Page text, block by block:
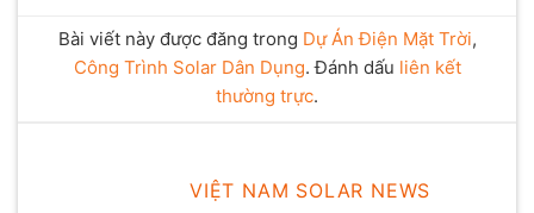
Bài viết này được đăng trong Dự Án Điện Mặt Trời,
Công Trình Solar Dân Dụng. Đánh dấu liên kết
thường trực.
VIỆT NAM SOLAR NEWS